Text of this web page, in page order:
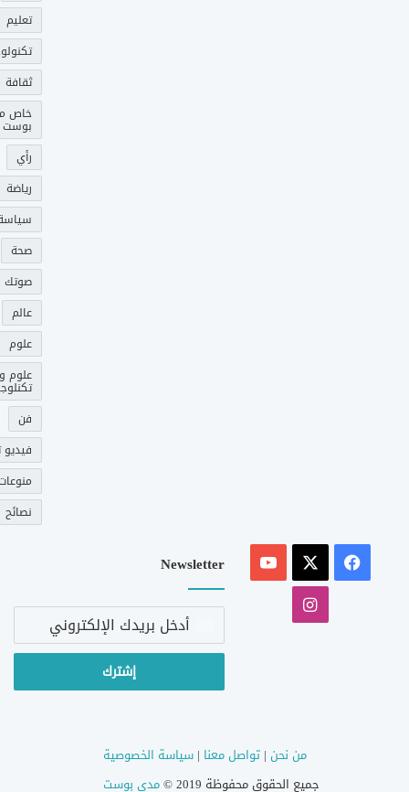
تعليم
ثقافة
خاص
بوست
رأي
رياضة
صحة
عالم
علوم
علوم و
فن
فيديو
نصائح
فيسبوك
‫YouTube
انستقرام
Newsletter
أدخل
الإلكتروني
من نحن |تواصل معنا |سياسة الخصوصية
جميع الحقوق محفوظة 2019 ©
مدى بوست